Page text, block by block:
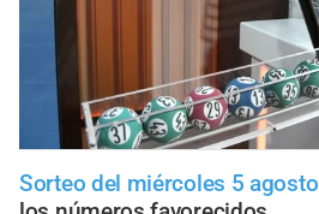
Sorteo del miércoles 5 agosto